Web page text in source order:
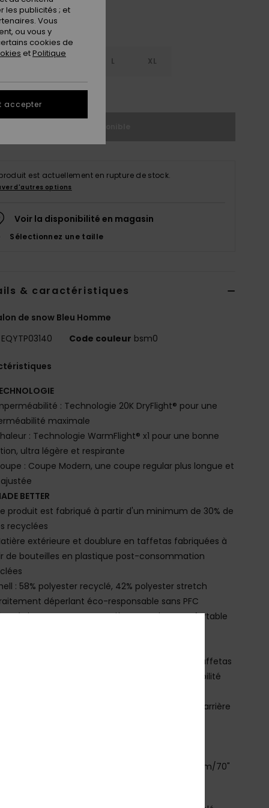
L XL
le Guide des tailles
est actuellement en rupture de stock.
d'autres options
Voir la disponibilité en magasin
Sélectionnez une taille
& caractéristiques
de snow Bleu Homme
EQYTP03140 Code couleur bsm0
: Technologie 20K DryFlight® pour une
maximale
: Technologie WarmFlight® x1 pour une bonne
ultra légère et respirante
: Coupe Modern, une coupe regular plus longue et
BETTER
produit est fabriqué à partir d'un minimum de 30% de
recyclées
extérieure et doublure en taffetas fabriquées à
de bouteilles en plastique post-consommation
: 58% polyester recyclé, 42% polyester stretch
déperlant éco-responsable sans PFC
de mouvement : matière stretch et confortable
doublure légère répartie par zone en taffetas
tricot brossé pour plus de chaleur et de respirabilité
Poches : 2 poches chauffe-mains zippées, Poche arrière
Le mannequin sur la photo en studio mesure 178cm/70"
les publicités ; et
Vous
ou vous y
cookies de
etPolitique
accepter